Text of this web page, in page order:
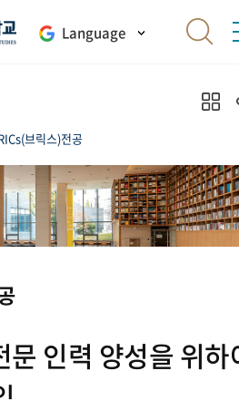
Language
브릭스)전공
문 인력 양성을 위하